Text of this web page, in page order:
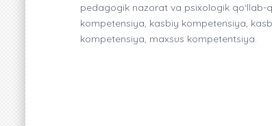
pedagogik nazorat va psixologik qo‘llab-
kompetensiya, kasbiy kompetensiya,
kompetensiya, maxsus kompetentsiya.